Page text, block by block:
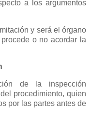
a los argumentos
y será el órgano
o no acordar la
de la inspección
procedimiento, quien
por las partes antes de